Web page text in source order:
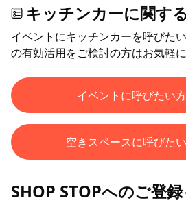
キッチンカーに関す
イベントにキッチンカーを呼びた
の有効活用をご検討の方はお気軽
イベントに呼びたい
空きスペースに呼びた
SHOP STOPへのご登録